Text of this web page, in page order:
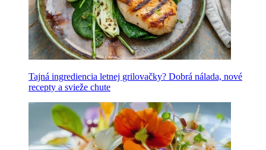
Tajná ingrediencia letnej grilovačky? Dobrá nálada, nové
recepty a svieže chute